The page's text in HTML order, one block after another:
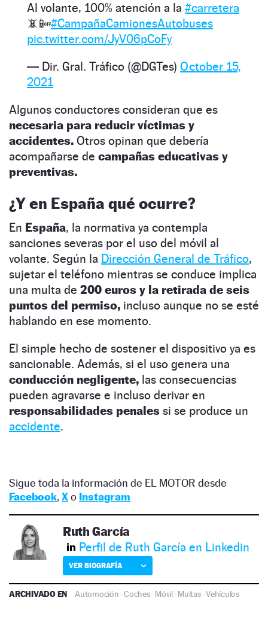
Al volante, 100% atención a la #carretera
📵📴#CampañaCamionesAutobuses
pic.twitter.com/JyV06pCoFy
— Dir. Gral. Tráfico (@DGTes) October 15,
2021
Algunos conductores consideran que es
necesaria para reducir víctimas y
accidentes. Otros opinan que debería
acompañarse de campañas educativas y
preventivas.
¿Y en España qué ocurre?
En España, la normativa ya contempla
sanciones severas por el uso del móvil al
volante. Según la Dirección General de Tráfico,
sujetar el teléfono mientras se conduce implica
una multa de 200 euros y la retirada de seis
puntos del permiso, incluso aunque no se esté
hablando en ese momento.
El simple hecho de sostener el dispositivo ya es
sancionable. Además, si el uso genera una
conducción negligente, las consecuencias
pueden agravarse e incluso derivar en
responsabilidades penales si se produce un
accidente.
Sigue toda la información de EL MOTOR desde
Facebook, Xo Instagram
Ruth García
Perfil de Ruth García en Linkedin
VER BIOGRAFÍA
ARCHIVADO EN Automoción ·Coches· Móvil·Multas·Vehículos